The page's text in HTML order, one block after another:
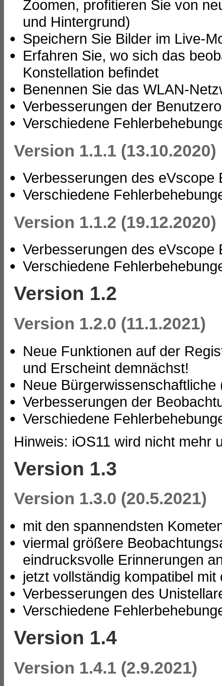
Zoomen, profitieren Sie von
und Hintergrund)
Speichern Sie Bilder im Live-
Erfahren Sie, wo sich das
Konstellation befindet
Benennen Sie das WLAN-
Verbesserungen der
Verschiedene
Version 1.1.1 (13.10.2020)
Verbesserungen des eVscope
Verschiedene
Version 1.1.2 (19.12.2020)
Verbesserungen des eVscope
Verschiedene
Version 1.2
Version 1.2.0 (11.1.2021)
Neue Funktionen auf der
und Erscheint demnächst!
Neue
Verbesserungen der
Verschiedene
Hinweis: iOS11 wird nicht mehr
Version 1.3
Version 1.3.0 (20.5.2021)
mit den spannendsten
viermal größere
eindrucksvolle Erinnerungen
jetzt vollständig kompatibel
Verbesserungen des
Verschiedene
Version 1.4
Version 1.4.1 (2.9.2021)